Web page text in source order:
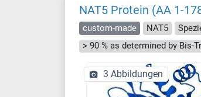
NAT5 Protein (AA 1-
custom-made NAT5
3 Abbildungen